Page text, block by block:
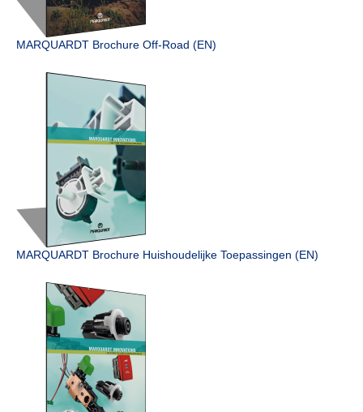
MARQUARDT Brochure Off‑Road (EN)
MARQUARDT Brochure Huishoudelijke Toepassingen (EN)